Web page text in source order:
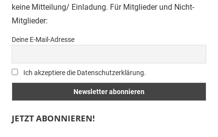
keine Mitteilung/ Einladung. Für Mitglieder und Nicht-
Mitglieder:
Deine E-Mail-Adresse
Ich akzeptiere die Datenschutzerklärung.
JETZT ABONNIEREN!